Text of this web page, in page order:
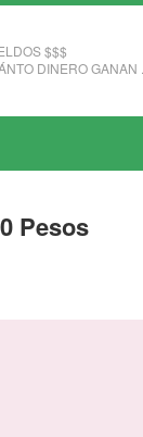
$$$
DINERO GANAN ...
Pesos